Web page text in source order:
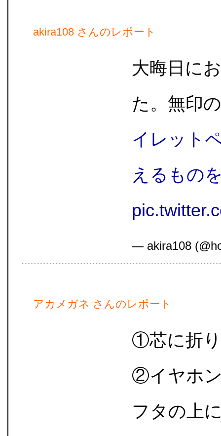
akira108 さんのレポート
大晦日に
た。無印
イレット
えるもの
— akira108
アカメガネ さんのレポート
①芯に折
②イヤホ
フタの上